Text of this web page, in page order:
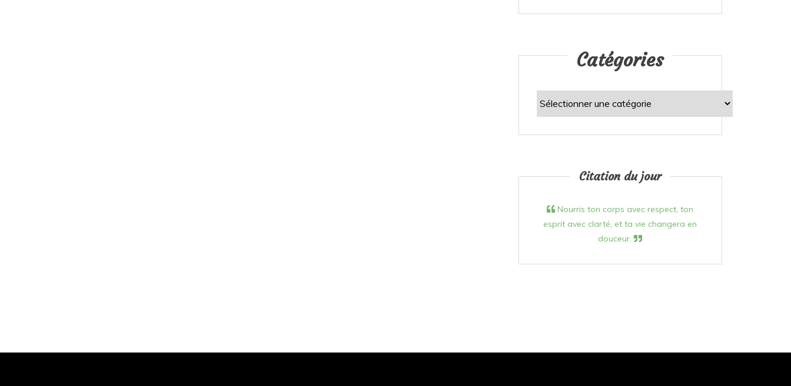
Catégories
Citation du jour
Nourris ton corps avec respect, ton
esprit avec clarté, et ta vie changera en
douceur.